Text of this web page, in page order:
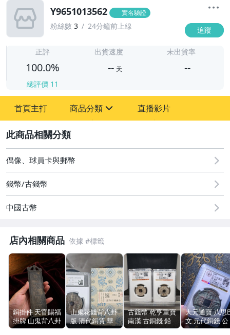
Y9651013562 實名驗證
粉絲數 3 24分鐘前上線 追蹤
正評
100.0%
總評價 11
出貨速度
-- 天
未出貨率
--
首頁主打 商品分類
圖書/影音/文具
古董、藝術與礦石
玩具、模型與公仔
男性精品與服飾
女裝與服飾配件
手錶與飾品配件
女包精品與女鞋
運動、戶外與休閒
直播影片
偶像、球員卡與郵幣
錢幣/古錢幣
中國古幣
店內相關商品
銅掛件 天官賜福
掛牌 山鬼背八卦
1980年代 銅質
山鬼花錢背八卦
版 清代銅質 華
夏公博雙評級82
古錢幣 乾亨重寶
南漢 古銅錢 鉛
質公博85分傳世
大元通寶 八思
文 元代銅錢 公
博85分 評級幣